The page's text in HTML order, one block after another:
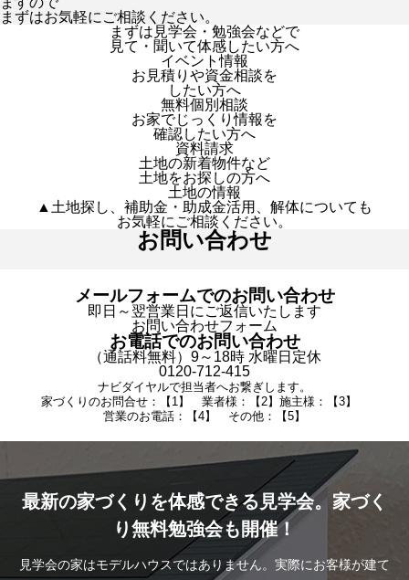
まずはお気軽にご相談ください。
まずは見学会・勉強会などで
見て・聞いて体感したい方へ
イベント情報
お見積りや資金相談を
したい方へ
無料個別相談
お家でじっくり情報を
確認したい方へ
資料請求
土地の新着物件など
土地をお探しの方へ
土地の情報
▲土地探し、補助金・助成金活用、解体についても
お気軽にご相談ください。
お問い合わせ
メールフォームでのお問い合わせ
即日～翌営業日にご返信いたします
お問い合わせフォーム
お電話でのお問い合わせ
（通話料無料）9～18時 水曜日定休
0120-712-415
ナビダイヤルで担当者へお繋ぎします。
家づくりのお問合せ：【1】 業者様：【2】施主様：【3】
営業のお電話：【4】 その他：【5】
最新の家づくりを体感できる見学会。家づく
り無料勉強会も開催！
見学会の家はモデルハウスではありません。実際にお客様が建て